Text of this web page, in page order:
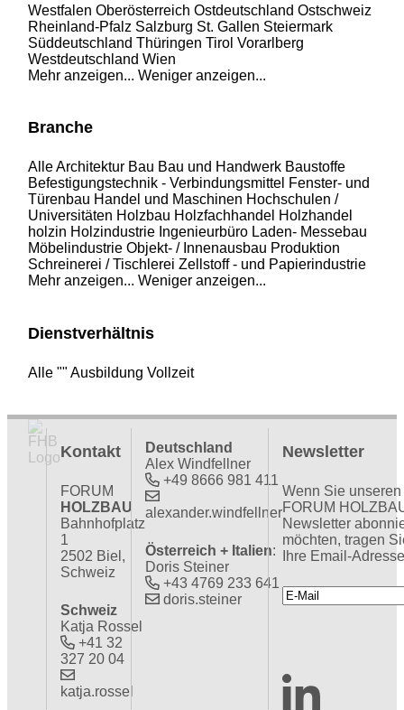
Westfalen Oberösterreich Ostdeutschland Ostschweiz
Rheinland-Pfalz Salzburg St. Gallen Steiermark
Süddeutschland Thüringen Tirol Vorarlberg
Westdeutschland Wien
Mehr anzeigen... Weniger anzeigen...
Branche
AlleArchitektur Bau Bau und Handwerk Baustoffe
Befestigungstechnik - Verbindungsmittel Fenster- und
Türenbau Handel und Maschinen Hochschulen /
Universitäten Holzbau Holzfachhandel Holzhandel
holzin Holzindustrie Ingenieurbüro Laden- Messebau
Möbelindustrie Objekt- / Innenausbau Produktion
Schreinerei / Tischlerei Zellstoff - und Papierindustrie
Mehr anzeigen... Weniger anzeigen...
Dienstverhältnis
Alle "" Ausbildung Vollzeit
Kontakt
FORUM
HOLZBAU
Bahnhofplatz
1
2502 Biel,
Schweiz
Schweiz
Katja Rossel
+41 32
327 20 04
katja.rossel
Deutschland
Alex Windfellner
+49 8666 981 411
alexander.windfellner
Österreich + Italien:
Doris Steiner
+43 4769 233 641
doris.steiner
Newsletter
Wenn Sie unseren
FORUM
Newsletter
möchten, tragen
Ihre Email-